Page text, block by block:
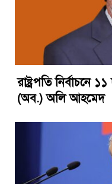
রাষ্ট্রপতি নির্বাচনে
(অব.) অলি আহমেদ